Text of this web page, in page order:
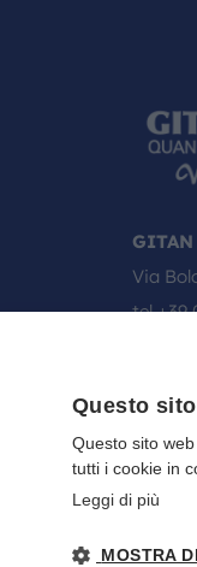
Via
tel+39
Questo
Questo sito
tutti i cookie in
Leggi di più
MOSTRA